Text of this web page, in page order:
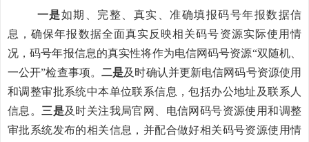
一是如期、完整、真实、准确填报码号年报数据信
息，确保年报数据全面真实反映相关码号资源实际使用情
况 ，码号年报信息的真实性将作为电信网码号资源“双随机、
一公开”检查事项。二是及时确认并更新电信网码号资源使用
和调整审批系统中本单位联系信息，包括办公地址及联系人
信息。 三是及时关注我局官网、电信网码号资源使用和调整
审批系统发布的相关信息，并配合做好相关码号资源使用情